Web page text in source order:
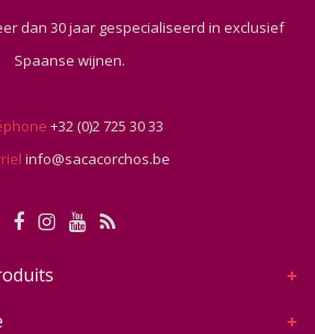
dan 30 jaar gespecialiseerd in exclusief
Spaanse wijnen.
+32 (0)2 725 30 33
info@sacacorchos.be